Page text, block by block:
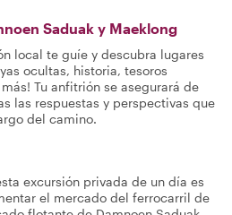
Saduak y Maeklong
local te guíe y descubra lugares
ocultas, historia, tesoros
Tu anfitrión se asegurará de
las respuestas y perspectivas que
del camino.
excursión privada de un día es
el mercado del ferrocarril de